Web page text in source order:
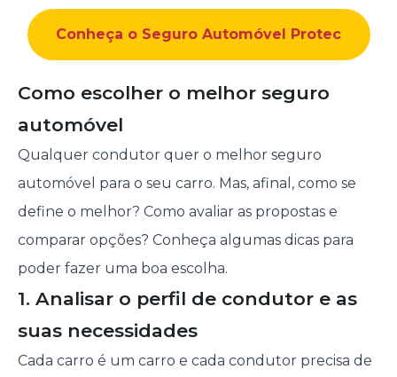
Conheça o Seguro Automóvel Protec
Como escolher o melhor seguro
automóvel
Qualquer condutor quer o melhor seguro
automóvel para o seu carro. Mas, afinal, como se
define o melhor? Como avaliar as propostas e
comparar opções? Conheça algumas dicas para
poder fazer uma boa escolha.
1. Analisar o perfil de condutor e as
suas necessidades
Cada carro é um carro e cada condutor precisa de